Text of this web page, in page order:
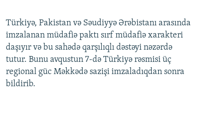
Türkiyə, Pakistan və Səudiyyə Ərəbistanı arasında
imzalanan müdafiə paktı sırf müdafiə xarakteri
daşıyır və bu sahədə qarşılıqlı dəstəyi nəzərdə
tutur. Bunu avqustun 7-də Türkiyə rəsmisi üç
regional güc Məkkədə sazişi imzaladıqdan sonra
bildirib.